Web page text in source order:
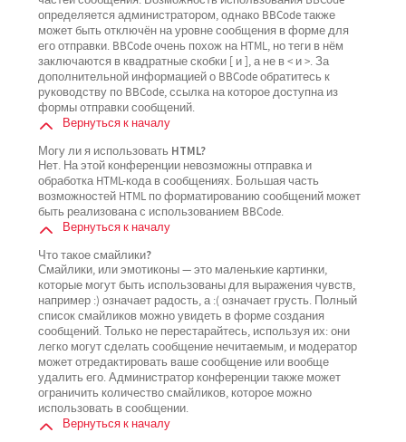
определяется администратором, однако BBCode также
может быть отключён на уровне сообщения в форме для
его отправки. BBCode очень похож на HTML, но теги в нём
заключаются в квадратные скобки [ и ], а не в < и >. За
дополнительной информацией о BBCode обратитесь к
руководству по BBCode, ссылка на которое доступна из
формы отправки сообщений.
Вернуться к началу
Могу ли я использовать HTML?
Нет. На этой конференции невозможны отправка и
обработка HTML-кода в сообщениях. Большая часть
возможностей HTML по форматированию сообщений может
быть реализована с использованием BBCode.
Вернуться к началу
Что такое смайлики?
Смайлики, или эмотиконы — это маленькие картинки,
которые могут быть использованы для выражения чувств,
например :) означает радость, а :( означает грусть. Полный
список смайликов можно увидеть в форме создания
сообщений. Только не перестарайтесь, используя их: они
легко могут сделать сообщение нечитаемым, и модератор
может отредактировать ваше сообщение или вообще
удалить его. Администратор конференции также может
ограничить количество смайликов, которое можно
использовать в сообщении.
Вернуться к началу